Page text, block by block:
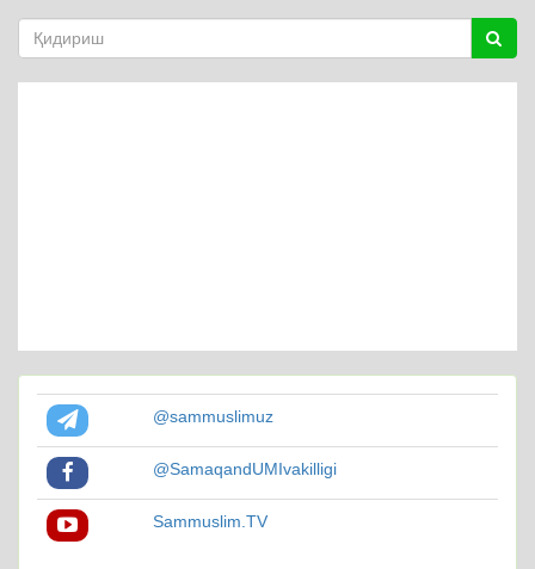
@sammuslimuz
@SamaqandUMIvakilligi
Sammuslim.TV